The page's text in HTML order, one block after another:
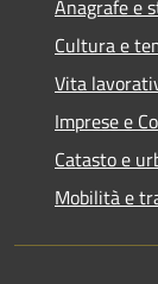
Anagrafe e
Cultura e
Vita
Imprese e
Catasto e
Mobilità e